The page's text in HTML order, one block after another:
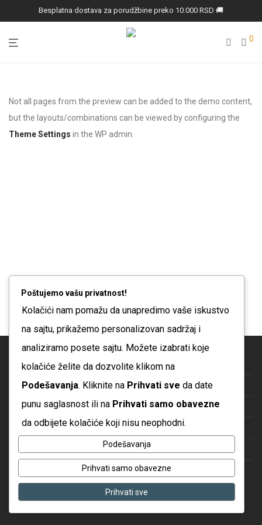
Besplatna dostava za porudžbine preko 10.000 RSD 🚚
0
Not all pages from the preview can be added to the demo content,
but the layouts/combinations can be viewed by configuring the
Theme Settings in the WP admin.
Blog
O nama
Česta pitanja
Kontakt
Politika privatnosti
Poštujemo vašu privatnost!
Kolačići nam pomažu da unapredimo vaše iskustvo
na sajtu, prikažemo personalizovan sadržaj i
analiziramo posete sajtu. Možete izabrati koje
kolačiće želite da dozvolite klikom na
Podešavanja. Kliknite na Prihvati sve da date
punu saglasnost ili na Prihvati samo obavezne
da odbijete kolačiće koji nisu neophodni.
Podešavanja
Prihvati samo obavezne
Prihvati sve